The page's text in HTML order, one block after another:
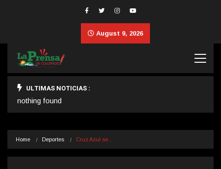
August 9, 2026
ULTIMAS NOTICIAS :
nothing found
Home Deportes Cruz Azul se…